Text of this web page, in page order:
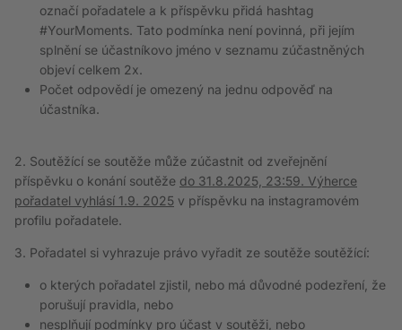
označí pořadatele a k příspěvku přidá hashtag
#YourMoments. Tato podmínka není povinná, při jejím
splnění se účastníkovo jméno v seznamu zúčastněných
objeví celkem 2x.
Počet odpovědí je omezený na jednu odpověď na
účastníka.
2. Soutěžící se soutěže může zúčastnit od zveřejnění
příspěvku o konání soutěže do 31.8.2025, 23:59. Výherce
pořadatel vyhlásí 1.9. 2025 v příspěvku na instagramovém
profilu pořadatele.
3. Pořadatel si vyhrazuje právo vyřadit ze soutěže soutěžící:
o kterých pořadatel zjistil, nebo má důvodné podezření, že
porušují pravidla, nebo
nesplňují podmínky pro účast v soutěži, nebo